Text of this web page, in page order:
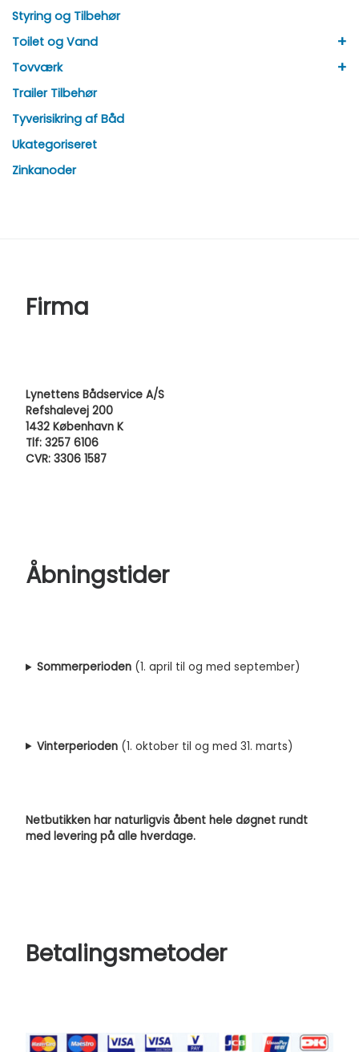
Styring og Tilbehør
Toilet og Vand
+
Tovværk +
Trailer Tilbehør
Tyverisikring af Båd
Ukategoriseret
Zinkanoder
Firma
Lynettens Bådservice A/S
Refshalevej 200
1432 København K
Tlf: 3257 6106
CVR: 3306 1587
Åbningstider
Sommerperioden (1. april til og med september)
Vinterperioden (1. oktober til og med 31. marts)
Netbutikken har naturligvis åbent hele døgnet rundt
med levering på alle hverdage.
Betalingsmetoder